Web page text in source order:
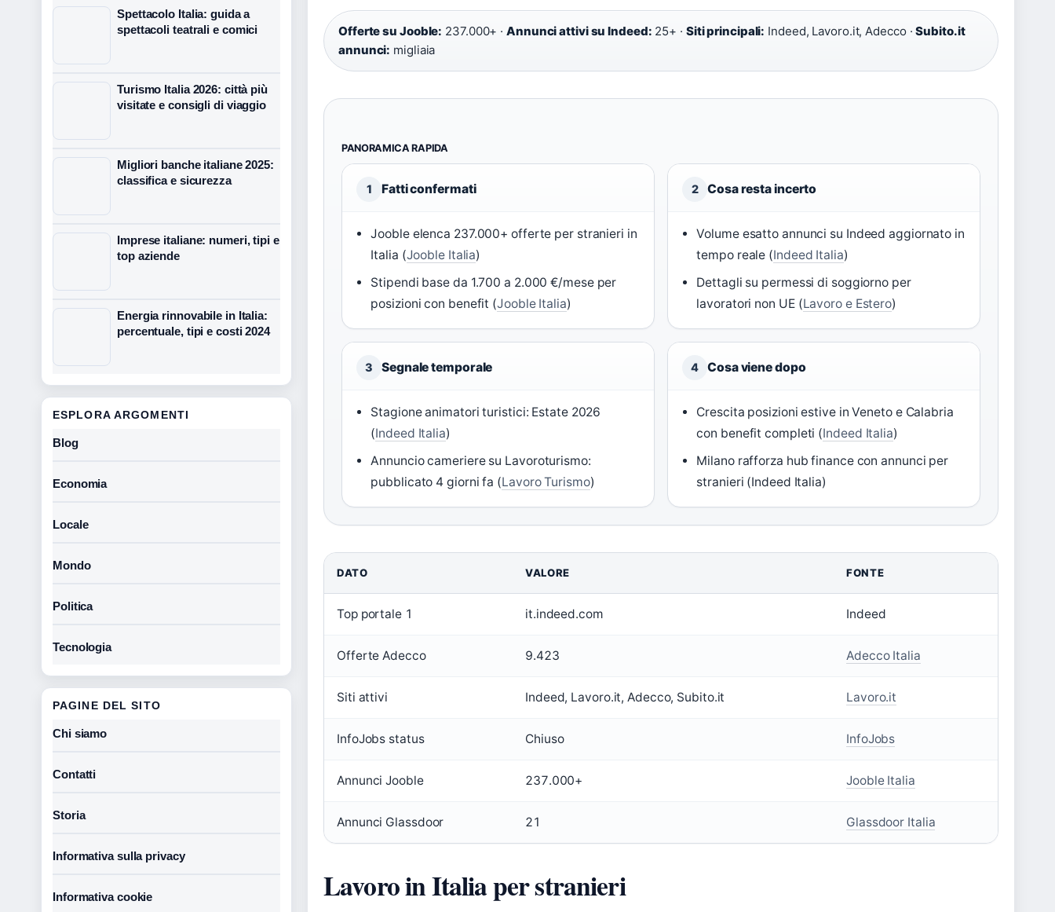
Offerte su Jooble: 237.000+ ·Annunci attivi su Indeed: 25+ · Siti principali: Indeed, Lavoro.it, Adecco ·Subito.it
annunci: migliaia
PANORAMICA RAPIDA
1 Fatti confermati
Jooble elenca 237.000+ offerte per stranieri in
Italia (Jooble Italia)
Stipendi base da 1.700 a 2.000 €/mese per
posizioni con benefit (Jooble Italia)
2 Cosa resta incerto
Volume esatto annunci su Indeed aggiornato in
tempo reale (Indeed Italia)
Dettagli su permessi di soggiorno per
lavoratori non UE (Lavoro e Estero)
3 Segnale temporale
Stagione animatori turistici: Estate 2026
(Indeed Italia)
Annuncio cameriere su Lavoroturismo:
pubblicato 4 giorni fa (Lavoro Turismo)
4 Cosa viene dopo
Crescita posizioni estive in Veneto e Calabria
con benefit completi (Indeed Italia)
Milano rafforza hub finance con annunci per
stranieri (Indeed Italia)
DATO VALORE FONTE
Top portale 1 it.indeed.com Indeed
Offerte Adecco 9.423 Adecco Italia
Siti attivi Indeed, Lavoro.it, Adecco, Subito.it Lavoro.it
InfoJobs status Chiuso InfoJobs
Annunci Jooble 237.000+ Jooble Italia
Annunci Glassdoor 21 Glassdoor Italia
Lavoro in Italia per stranieri
Spettacolo Italia: guida a
spettacoli teatrali e comici
Turismo Italia 2026: città più
visitate e consigli di viaggio
Migliori banche italiane 2025:
classifica e sicurezza
Imprese italiane: numeri, tipi e
top aziende
Energia rinnovabile in Italia:
percentuale, tipi e costi 2024
ESPLORA ARGOMENTI
Blog
Economia
Locale
Mondo
Politica
Tecnologia
PAGINE DEL SITO
Chi siamo
Contatti
Storia
Informativa sulla privacy
Informativa cookie